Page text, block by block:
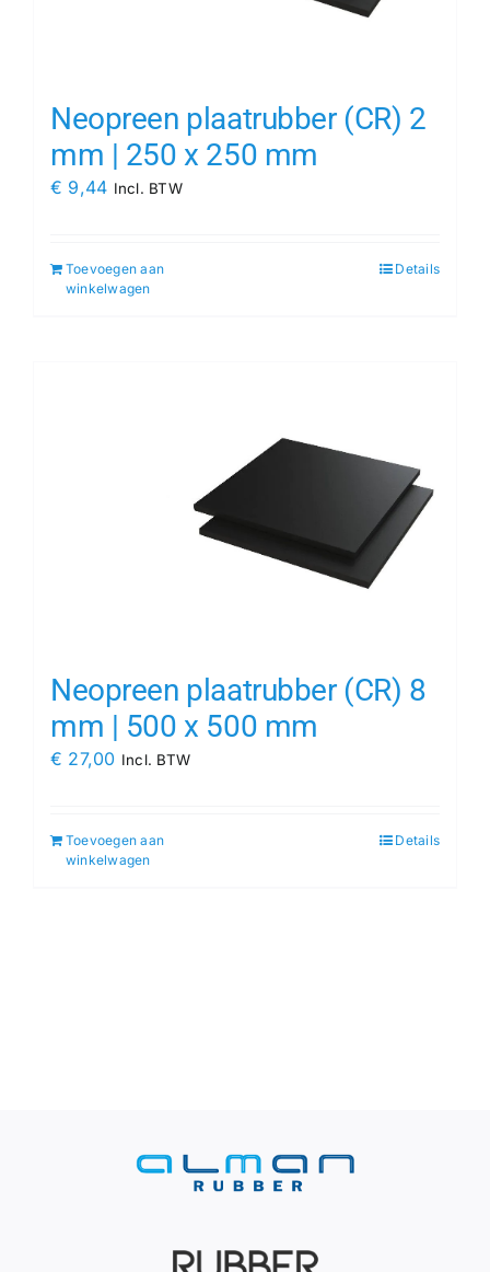
Neopreen plaatrubber (CR) 2
mm | 250 x 250 mm
€ 9,44 Incl. BTW
Toevoegen aan
winkelwagen
Details
Neopreen plaatrubber (CR) 8
mm | 500 x 500 mm
€ 27,00 Incl. BTW
Toevoegen aan
winkelwagen
Details